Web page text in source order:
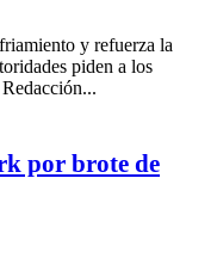
y refuerza la
piden a los
por brote de